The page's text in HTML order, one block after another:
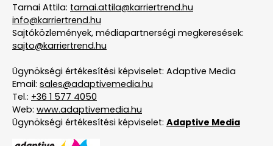
Tarnai Attila: tarnai.attila@karriertrend.hu
info@karriertrend.hu
Sajtóközlemények, médiapartnerségi megkeresések:
sajto@karriertrend.hu
Ügynökségi értékesítési képviselet: Adaptive Media
Email: sales@adaptivemedia.hu
Tel.: +36 1 577 4050
Web: www.adaptivemedia.hu
Ügynökségi értékesítési képviselet: Adaptive Media